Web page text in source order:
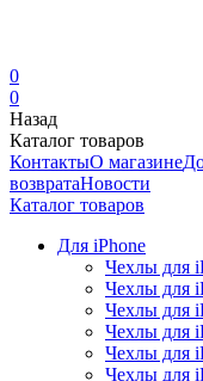
0
0
Назад
Каталог товаров
КонтактыО магазине
возвратаНовости
Каталог товаров
Для iPhone
Чехлы для
Чехлы для
Чехлы для
Чехлы для
Чехлы для
Чехлы для